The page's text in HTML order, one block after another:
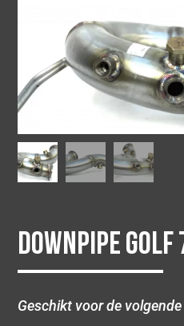
Downpipe Golf
Geschikt voor de